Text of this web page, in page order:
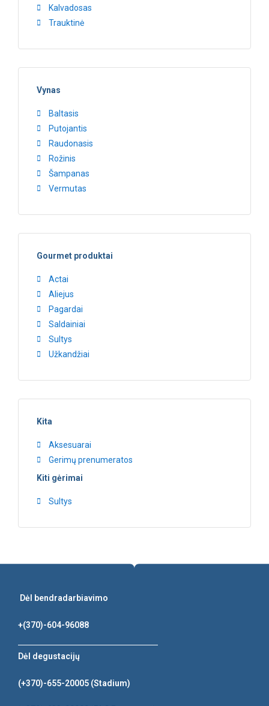
Kalvadosas
Trauktinė
Vynas
Baltasis
Putojantis
Raudonasis
Rožinis
Šampanas
Vermutas
Gourmet produktai
Actai
Aliejus
Pagardai
Saldainiai
Sultys
Užkandžiai
Kita
Aksesuarai
Gerimų prenumeratos
Kiti gėrimai
Sultys
Dėl bendradarbiavimo
+(370)-604-96088
Dėl degustacijų
(+370)-655-20005 (Stadium)